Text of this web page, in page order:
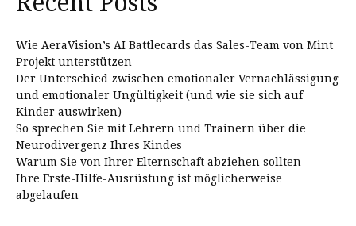
Wie AeraVision’s AI Battlecards das Sales-Team von Mint
Projekt unterstützen
Der Unterschied zwischen emotionaler Vernachlässigung
und emotionaler Ungültigkeit (und wie sie sich auf
Kinder auswirken)
So sprechen Sie mit Lehrern und Trainern über die
Neurodivergenz Ihres Kindes
Warum Sie von Ihrer Elternschaft abziehen sollten
Ihre Erste-Hilfe-Ausrüstung ist möglicherweise
abgelaufen